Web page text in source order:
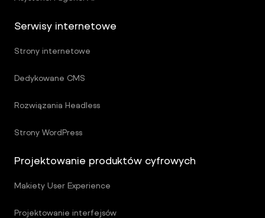
Serwisy internetowe
Strony internetowe
Dedykowane CMS
Rozwiązania Headless
Strony WordPress
Projektowanie produktów cyfrowych
Makiety User Experience
Projektowanie interfejsów